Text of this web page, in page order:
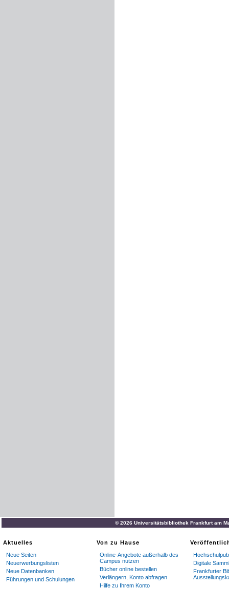
© 2026 Universitätsbibliothek Frankfurt am
Aktuelles
Neue Seiten
Neuerwerbungslisten
Neue Datenbanken
Führungen und Schulungen
Von zu Hause
Online-Angebote außerhalb des
Campus nutzen
Bücher online bestellen
Verlängern, Konto abfragen
Hilfe zu Ihrem Konto
Digitale
Frankfurter